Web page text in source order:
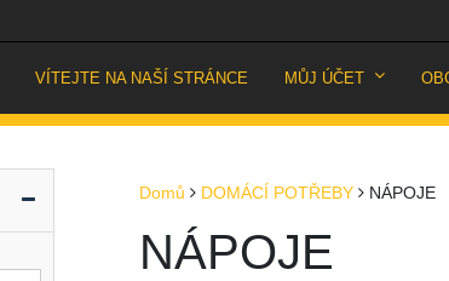
VÍTEJTE NA NAŠÍ STRÁNCE MŮJ ÚČET
Domů DOMÁCÍ POTŘEBY NÁPOJE
NÁPOJE